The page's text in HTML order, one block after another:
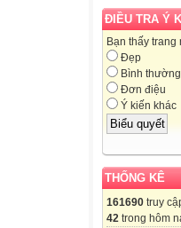
ĐIỀU TRA Ý
Bạn thấy
Đẹp
Bình thường
Đơn điệu
Ý kiến khác
THỐNG KÊ
161690 truy
42 trong hôm